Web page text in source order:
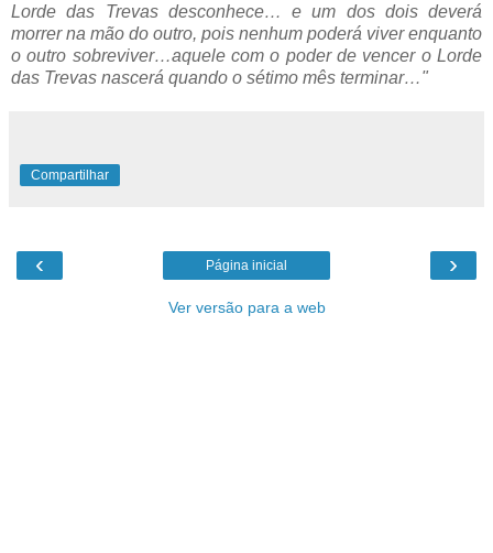
Lorde das Trevas desconhece… e um dos dois deverá
morrer na mão do outro, pois nenhum poderá viver enquanto
o outro sobreviver…aquele com o poder de vencer o Lorde
das Trevas nascerá quando o sétimo mês terminar…"
Compartilhar
‹ ›
Página inicial
Ver versão para a web